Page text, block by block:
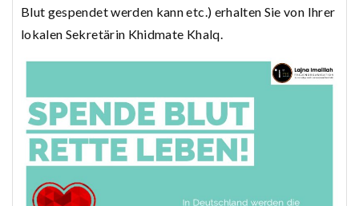
Blut gespendet werden kann etc.) erhalten Sie von Ihrer
lokalen Sekretärin Khidmate Khalq.